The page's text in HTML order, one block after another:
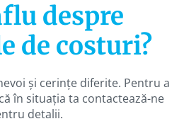
despre
de costuri?
și cerințe diferite. Pentru a
în situația ta contactează-ne
detalii.